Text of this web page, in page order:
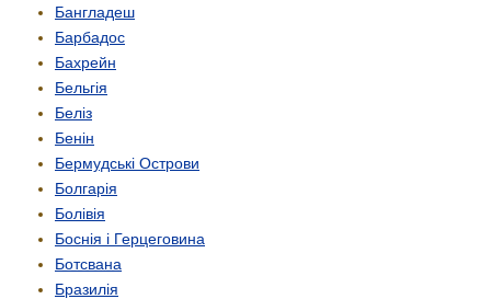
Бангладеш
Барбадос
Бахрейн
Бельгія
Беліз
Бенін
Бермудські Острови
Болгарія
Болівія
Боснія і Герцеговина
Ботсвана
Бразилія